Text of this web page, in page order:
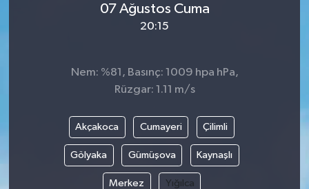
07 Ağustos Cuma
20:15
Nem: %81, Basınç: 1009 hpa hPa,
Rüzgar: 1.11 m/s
Akçakoca Cumayeri Çilimli
Gölyaka Gümüşova Kaynaşlı
Merkez Yığılca